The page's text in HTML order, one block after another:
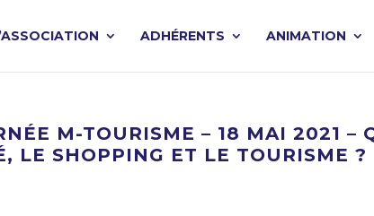
ADHÉRENTS ANIMATION
M-TOURISME – 18 MAI 2021 –
LE SHOPPING ET LE TOURISME ?